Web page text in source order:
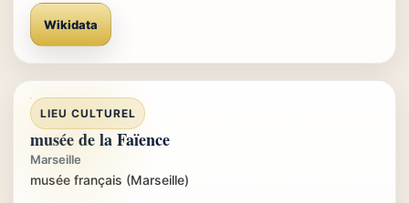
Wikidata
LIEU CULTUREL
musée de la Faïence
Marseille
musée français (Marseille)